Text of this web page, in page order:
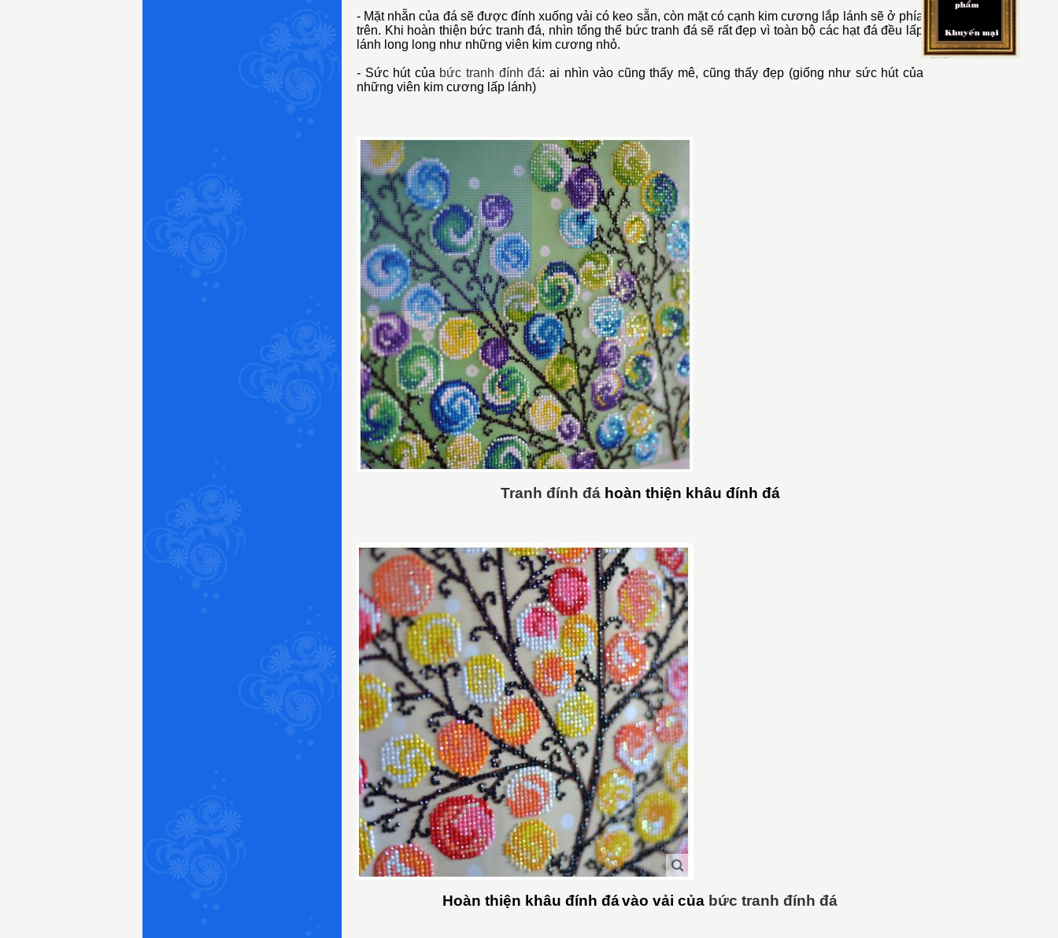
- Mặt nhẵn của đá sẽ được đính xuống vải có keo sẵn, còn mặt có cạnh kim cương lắp lánh sẽ ở phía
trên. Khi hoàn thiện bức tranh đá, nhìn tổng thể bức tranh đá sẽ rất đẹp vì toàn bộ các hạt đá đều lấp
lánh long long như những viên kim cương nhỏ.
- Sức hút của bức tranh đính đá: ai nhìn vào cũng thấy mê, cũng thấy đẹp (giống như sức hút của
những viên kim cương lấp lánh)
Tranh đính đáhoàn thiện khâu đính đá
Hoàn thiện khâu đính đávào vải của bức tranh đính đá